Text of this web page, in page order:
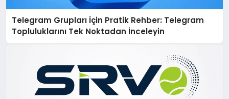
Telegram Grupları İçin Pratik Rehber: Telegram
Topluluklarını Tek Noktadan İnceleyin